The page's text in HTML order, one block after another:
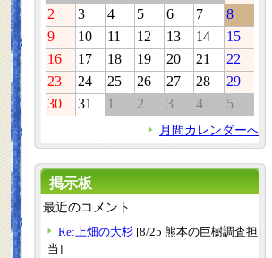
2
3 4 5 6 7
8
9
10 11 12 13 14
15
16
17 18 19 20 21
22
23
24 25 26 27 28
29
30
31 1 2 3 4 5
月間カレンダーへ
掲示板
最近のコメント
Re:上畑の大杉 [8/25 熊本の巨樹調査担
当]